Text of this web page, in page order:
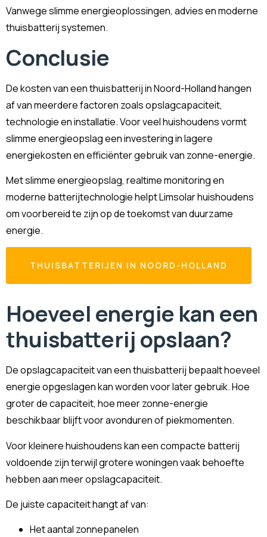
Vanwege slimme energieoplossingen, advies en moderne
thuisbatterij systemen.
Conclusie
De kosten van een thuisbatterij in Noord-Holland hangen
af van meerdere factoren zoals opslagcapaciteit,
technologie en installatie. Voor veel huishoudens vormt
slimme energieopslag een investering in lagere
energiekosten en efficiënter gebruik van zonne-energie.
Met slimme energieopslag, realtime monitoring en
moderne batterijtechnologie helpt Limsolar huishoudens
om voorbereid te zijn op de toekomst van duurzame
energie.
THUISBATTERIJEN IN NOORD-HOLLAND
Hoeveel energie kan een
thuisbatterij opslaan?
De opslagcapaciteit van een thuisbatterij bepaalt hoeveel
energie opgeslagen kan worden voor later gebruik. Hoe
groter de capaciteit, hoe meer zonne-energie
beschikbaar blijft voor avonduren of piekmomenten.
Voor kleinere huishoudens kan een compacte batterij
voldoende zijn terwijl grotere woningen vaak behoefte
hebben aan meer opslagcapaciteit.
De juiste capaciteit hangt af van:
Het aantal zonnepanelen